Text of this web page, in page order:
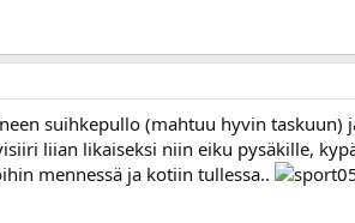
suihkepullo (mahtuu hyvin taskuun)
liian likaiseksi niin eiku pysäkille,
mennessä ja kotiin tullessa..